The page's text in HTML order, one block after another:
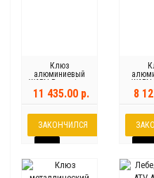
Клюз
алюминиевый
WARN Provantage
4500
11 435.00 р.
ЗАКОНЧИЛСЯ
WARN
8